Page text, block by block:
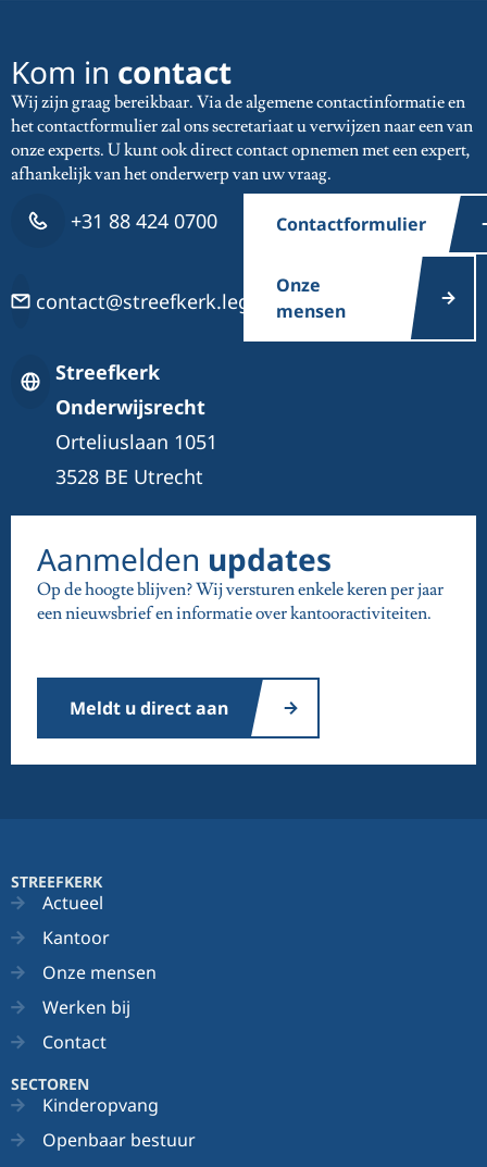
Kom in contact
Wij zijn graag bereikbaar. Via de algemene contactinformatie en
het contactformulier zal ons secretariaat u verwijzen naar een van
onze experts. U kunt ook direct contact opnemen met een expert,
afhankelijk van het onderwerp van uw vraag.
+31 88 424 0700
contact@streefkerk.legal
Streefkerk
Onderwijsrecht
Orteliuslaan 1051
3528 BE Utrecht
Contactformulier
Onze
mensen
Aanmelden updates
Op de hoogte blijven? Wij versturen enkele keren per jaar
een nieuwsbrief en informatie over kantooractiviteiten.
Meldt u direct aan
STREEFKERK
Actueel
Kantoor
Onze mensen
Werken bij
Contact
SECTOREN
Kinderopvang
Openbaar bestuur